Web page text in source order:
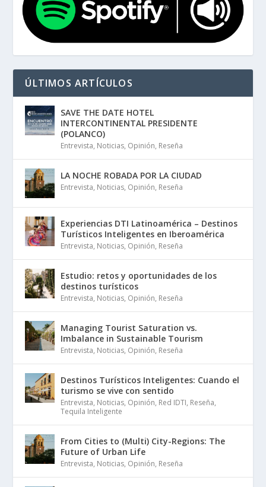
ÚLTIMOS ARTÍCULOS
SAVE THE DATE HOTEL
INTERCONTINENTAL PRESIDENTE
(POLANCO)
Entrevista, Noticias, Opinión, Reseña
LA NOCHE ROBADA POR LA CIUDAD
Entrevista, Noticias, Opinión, Reseña
Experiencias DTI Latinoamérica – Destinos
Turísticos Inteligentes en Iberoamérica
Entrevista, Noticias, Opinión, Reseña
Estudio: retos y oportunidades de los
destinos turísticos
Entrevista, Noticias, Opinión, Reseña
Managing Tourist Saturation vs.
Imbalance in Sustainable Tourism
Entrevista, Noticias, Opinión, Reseña
Destinos Turísticos Inteligentes: Cuando el
turismo se vive con sentido
Entrevista, Noticias, Opinión, Red IDTI, Reseña,
Tequila Inteligente
From Cities to (Multi) City-Regions: The
Future of Urban Life
Entrevista, Noticias, Opinión, Reseña